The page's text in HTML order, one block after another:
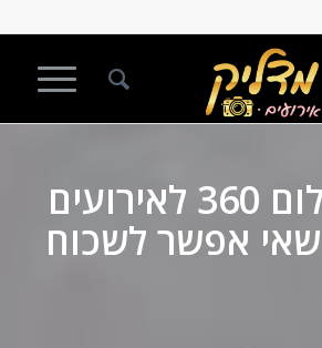
עמדת צילום 360 לאירועים
שאי אפשר לשכוח